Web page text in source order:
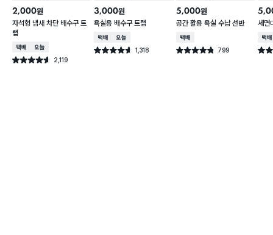
2,000원
자석형 냄새 차단 배수구 트
랩
택배배송오늘배송
별점 4.6점 2,119
건 작성
3,000원
욕실용 배수구 트랩
택배배송오늘배송
별점 4.6점 1,318
건 작성
5,000원
공간 활용 욕실 수납 선반
택배배송
별점 4.8점 799
건 작성
세면
택배
별점